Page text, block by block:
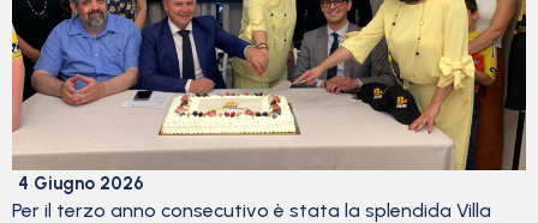
4 Giugno 2026
Per il terzo anno consecutivo è stata la splendida Villa